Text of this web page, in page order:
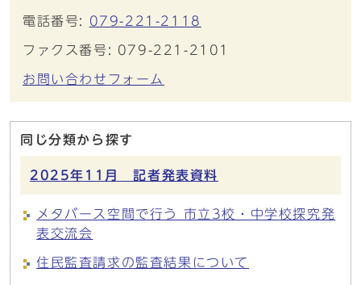
電話番号: 079-221-2118
ファクス番号: 079-221-2101
お問い合わせフォーム
同じ分類から探す
2025年11月 記者発表資料
メタバース空間で行う 市立3校・中学校探究発
表交流会
住民監査請求の監査結果について